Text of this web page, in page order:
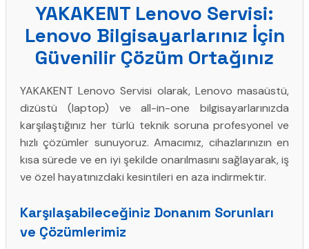
YAKAKENT Lenovo Servisi:
Lenovo Bilgisayarlarınız İçin
Güvenilir Çözüm Ortağınız
YAKAKENT Lenovo Servisi olarak, Lenovo masaüstü,
dizüstü (laptop) ve all-in-one bilgisayarlarınızda
karşılaştığınız her türlü teknik soruna profesyonel ve
hızlı çözümler sunuyoruz. Amacımız, cihazlarınızın en
kısa sürede ve en iyi şekilde onarılmasını sağlayarak, iş
ve özel hayatınızdaki kesintileri en aza indirmektir.
Karşılaşabileceğiniz Donanım Sorunları
ve Çözümlerimiz